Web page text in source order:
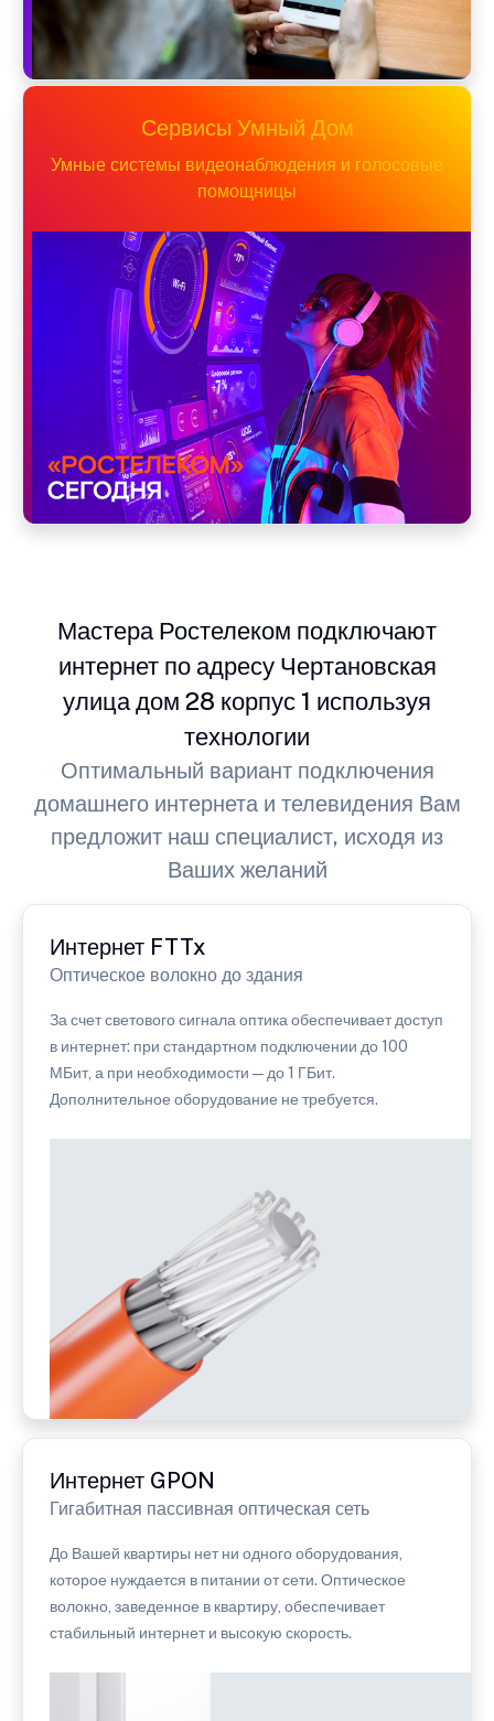
Сервисы Умный Дом
Умные системы видеонаблюдения и голосовые
помощницы
Мастера Ростелеком подключают
интернет по адресу Чертановская
улица дом 28 корпус 1 используя
технологии
Оптимальный вариант подключения
домашнего интернета и телевидения Вам
предложит наш специалист, исходя из
Ваших желаний
Интернет FTTx
Оптическое волокно до здания
За счет светового сигнала оптика обеспечивает доступ
в интернет: при стандартном подключении до 100
МБит, а при необходимости — до 1 ГБит.
Дополнительное оборудование не требуется.
Интернет GPON
Гигабитная пассивная оптическая сеть
До Вашей квартиры нет ни одного оборудования,
которое нуждается в питании от сети. Оптическое
волокно, заведенное в квартиру, обеспечивает
стабильный интернет и высокую скорость.